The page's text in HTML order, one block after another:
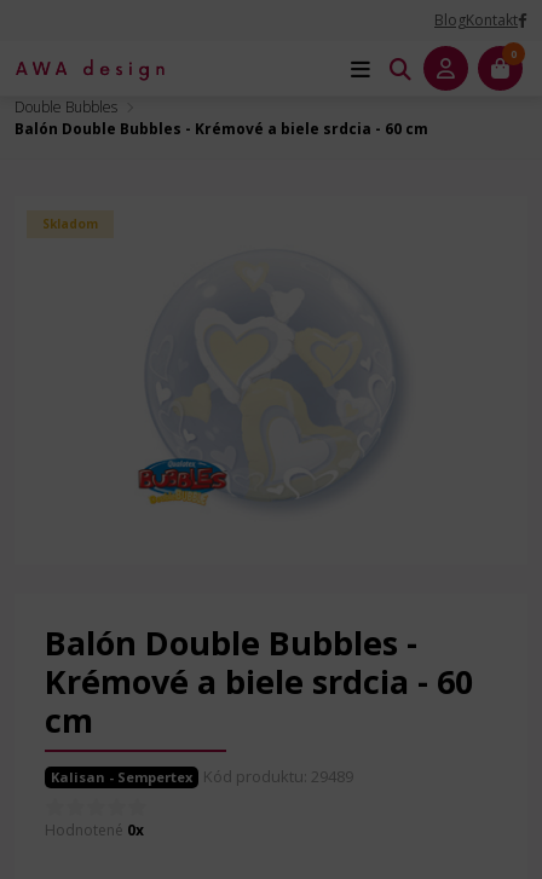
BlogKontakt
0
Balóny na Párty
Balóny Bubbles a Double Bubbles
Double Bubbles
Balón Double Bubbles - Krémové a biele srdcia - 60 cm
Skladom
Balón Double Bubbles -
Krémové a biele srdcia - 60
cm
Kalisan - Sempertex Kód produktu: 29489
Hodnotené 0x